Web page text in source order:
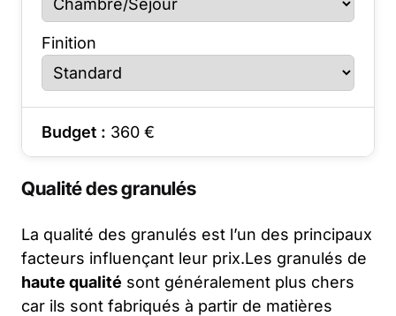
Finition
Budget : 360 €
Qualité des granulés
La qualité des granulés est l’un des principaux
facteurs influençant leur prix.Les granulés de
haute qualité sont généralement plus chers
car ils sont fabriqués à partir de matières